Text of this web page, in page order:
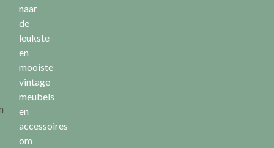
naar
de
leukste
en
mooiste
vintage
meubels
en
accessoires
om